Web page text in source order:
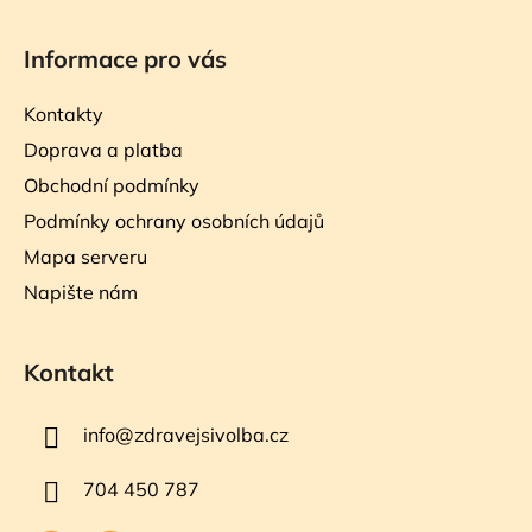
Informace pro vás
Kontakty
Doprava a platba
Obchodní podmínky
Podmínky ochrany osobních údajů
Mapa serveru
Napište nám
Kontakt
info@zdravejsivolba.cz
704 450 787